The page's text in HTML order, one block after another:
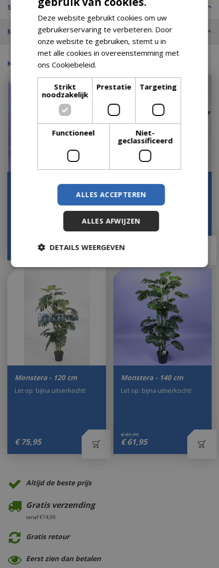
Specificaties
Merk
Kijk ook eens naar:
Areca palm - 160 cm
95
Strelitzia Nicolai - 200-
220cm
€
Op voorraad
Monstera - 120 cm
€ 75,95
Let op: bijna uitverkocht!
Monstera - 140 cm
€ 81,99
€ 61,95
Let op: bijna uitverkocht!
Altijd de beste prijs
Gratis verzending
vanaf €74,99
Gratis retour
Eerst zien dan betalen
Deze website gebruikt cookies om uw
gebruikerservaring te verbeteren. Door
onze website te gebruiken, stemt u in
met alle cookies in overeenstemming met
ons Cookiebeleid.
Strikt
noodzakelijk
Prestatie Targeting
Functioneel
Niet-
geclassificeerd
ALLES ACCEPTEREN
ALLES AFWIJZEN
DETAILS WEERGEVEN